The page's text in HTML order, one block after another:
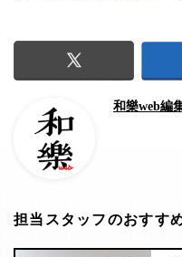
和樂web編
担当スタッフのおすす